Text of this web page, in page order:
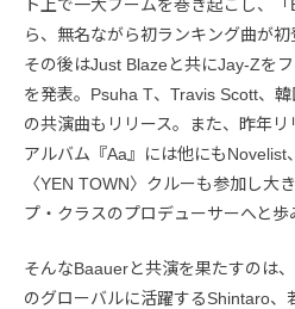
ト上で一大ブームを巻き起こし、
ら、無名ながら初ランキング曲が初
その後はJust Blazeと共にJay-Zを
を発表。Psuha T、Travis Scott、
の共演曲もリリース。また、昨年リ
アルバム『Aa』には他にもNovelist
〈YEN TOWN〉クルーも参加し大
プ・クラスのプロデューサーへと歩
そんなBaauerと共演を果たすのは
のグローバルに活躍するShintaro、